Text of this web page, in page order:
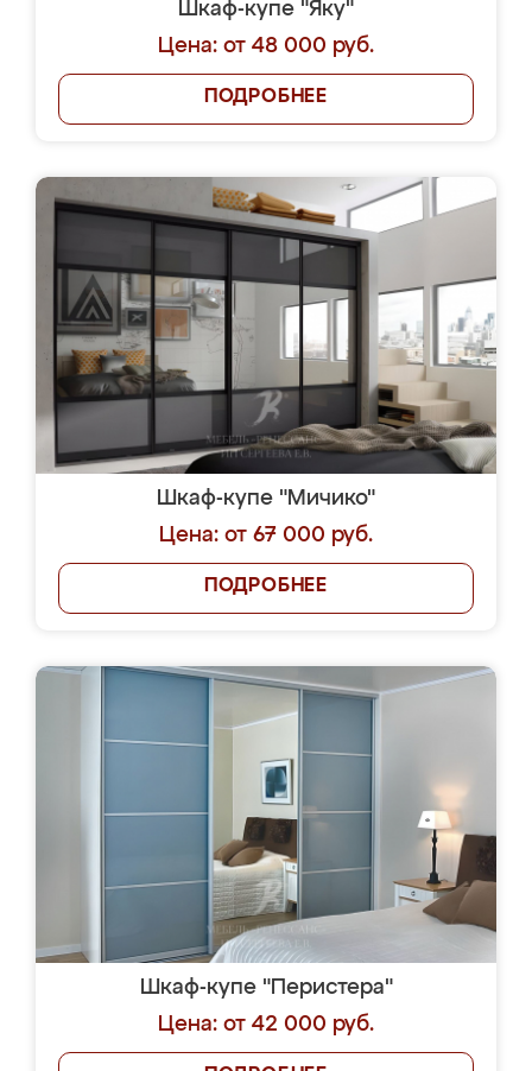
Шкаф-купе "Яку"
Цена: от 48 000 руб.
ПОДРОБНЕЕ
Шкаф-купе "Мичико"
Цена: от 67 000 руб.
ПОДРОБНЕЕ
Шкаф-купе "Перистера"
Цена: от 42 000 руб.